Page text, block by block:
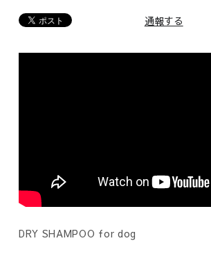
通報する
DRY SHAMPOO for dog